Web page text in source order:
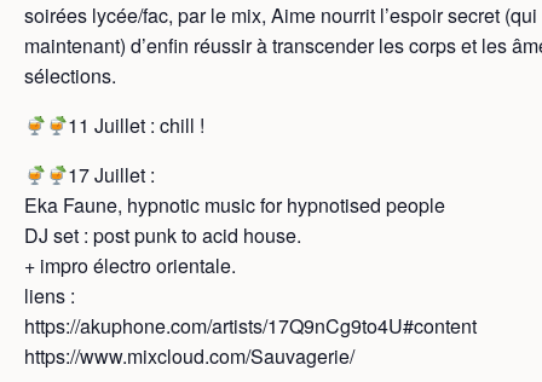
soirées lycée/fac, par le mix, Aime nourrit l’espoir secret (qui
maintenant) d’enfin réussir à transcender les corps et les
sélections.
11 Juillet : chill !
17 Juillet :
Eka Faune, hypnotic music for hypnotised people
DJ set : post punk to acid house.
+ impro électro orientale.
liens :
https://akuphone.com/artists/17Q9nCg9to4U#content
https://www.mixcloud.com/Sauvagerie/